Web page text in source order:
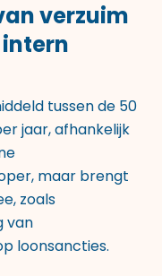
verzuim
tussen de 50
jaar, afhankelijk
maar brengt
zoals
van
loonsancties.